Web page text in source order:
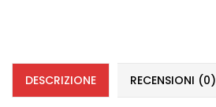
DESCRIZIONE RECENSIONI (0)